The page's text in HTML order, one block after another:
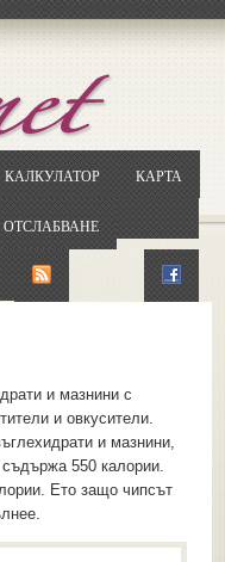
КАЛКУЛАТОР КАРТА
ОТСЛАБВАНЕ
и мазнини с
и овкусители.
и мазнини,
550 калории.
Ето защо чипсът